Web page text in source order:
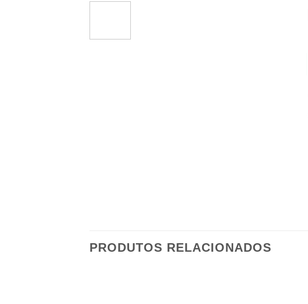
PRODUTOS RELACIONADOS